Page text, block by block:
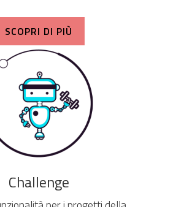
SCOPRI DI PIÙ
Challenge